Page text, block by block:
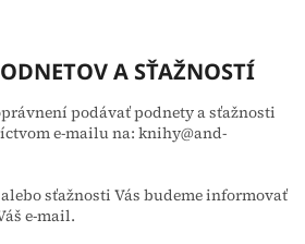
A SŤAŽNOSTÍ
podávať podnety a sťažnosti
e-mailu na: knihy@and-
sťažnosti Vás budeme informovať
e-mail.